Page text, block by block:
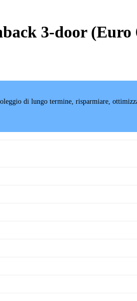
3-door (Euro
di lungo termine, risparmiare,